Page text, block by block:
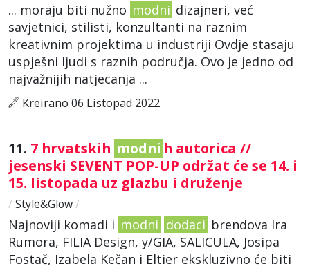
... moraju biti nužno modni dizajneri, već
savjetnici, stilisti, konzultanti na raznim
kreativnim projektima u industriji Ovdje stasaju
uspješni ljudi s raznih područja. Ovo je jedno od
najvažnijih natjecanja ...
Kreirano 06 Listopad 2022
11. 7 hrvatskih modni h autorica //
jesenski SEVENT POP-UP održat će se 14. i
15. listopada uz glazbu i druženje
/ Style&Glow/
Najnoviji komadi i modni dodaci brendova Ira
Rumora, FILIA Design, y/GIA, SALICULA, Josipa
Fostač, Izabela Kečan i Eltier ekskluzivno će biti